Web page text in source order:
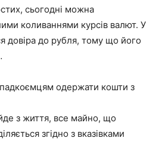
сьогодні можна
коливаннями курсів валют. У
довіра до рубля, тому що його
одержати кошти з
з життя, все майно, що
згідно з вказівками